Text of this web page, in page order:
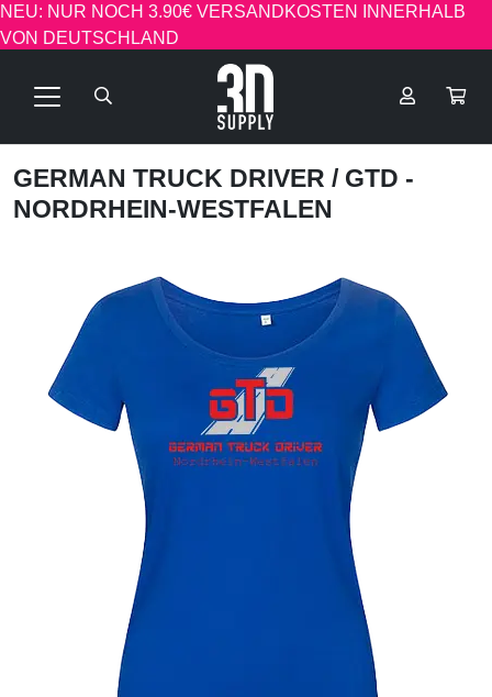
NEU: NUR NOCH 3.90€ VERSANDKOSTEN INNERHALB
VON DEUTSCHLAND
GERMAN TRUCK DRIVER / GTD -
NORDRHEIN-WESTFALEN